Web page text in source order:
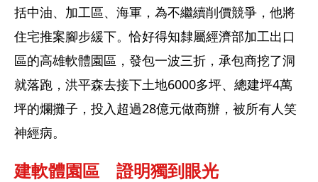
括中油、加工區、海軍，為不繼續削價競爭，他將
住宅推案腳步緩下。恰好得知隸屬經濟部加工出口
區的高雄軟體園區，發包一波三折，承包商挖了洞
就落跑，洪平森去接下土地6000多坪、總建坪4萬
坪的爛攤子，投入超過28億元做商辦，被所有人笑
神經病。
建軟體園區　證明獨到眼光